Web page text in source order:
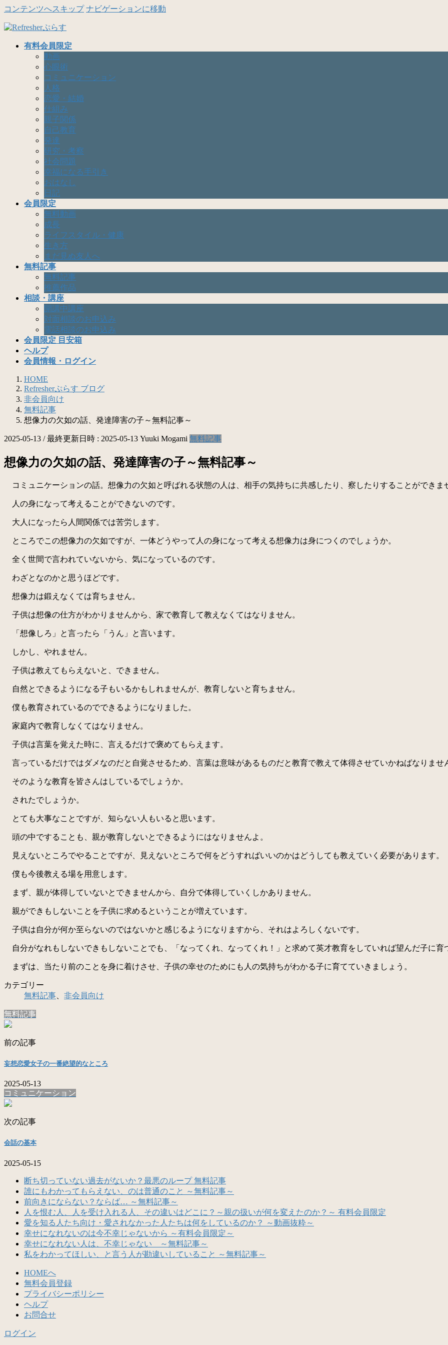
コンテンツへスキップ ナビゲーションに移動
有料会員限定
動画
心眼術
コミュニケーション
人格
恋愛・結婚
仕組み
親子関係
自己教育
発達
研究・考察
社会問題
幸福になる手引き
おはなし
日記
会員限定
無料動画
成長
ライフスタイル・健康
生き方
まだ見ぬ友人へ
無料記事
無料記事
推薦作品
相談・講座
開講中講座
対面相談のお申込み
電話相談のお申込み
会員限定 目安箱
ヘルプ
会員情報・ログイン
HOME
Refresherぷらす ブログ
非会員向け
無料記事
想像力の欠如の話、発達障害の子～無料記事～
2025-05-13 / 最終更新日時 : 2025-05-13 Yuuki Mogami 無料記事
想像力の欠如の話、発達障害の子～無料記事～
コミュニケーションの話。想像力の欠如と呼ばれる状態の人は、相手の気持ちに共感したり、察したりすることができま
人の身になって考えることができないのです。
大人になったら人間関係では苦労します。
ところでこの想像力の欠如ですが、一体どうやって人の身になって考える想像力は身につくのでしょうか。
全く世間で言われていないから、気になっているのです。
わざとなのかと思うほどです。
想像力は鍛えなくては育ちません。
子供は想像の仕方がわかりませんから、家で教育して教えなくてはなりません。
「想像しろ」と言ったら「うん」と言います。
しかし、やれません。
子供は教えてもらえないと、できません。
自然とできるようになる子もいるかもしれませんが、教育しないと育ちません。
僕も教育されているのでできるようになりました。
家庭内で教育しなくてはなりません。
子供は言葉を覚えた時に、言えるだけで褒めてもらえます。
言っているだけではダメなのだと自覚させるため、言葉は意味があるものだと教育で教えて体得させていかねばなりませ
そのような教育を皆さんはしているでしょうか。
されたでしょうか。
とても大事なことですが、知らない人もいると思います。
頭の中ですることも、親が教育しないとできるようにはなりませんよ。
見えないところでやることですが、見えないところで何をどうすればいいのかはどうしても教えていく必要があります。
僕も今後教える場を用意します。
まず、親が体得していないとできませんから、自分で体得していくしかありません。
親ができもしないことを子供に求めるということが増えています。
子供は自分が何か至らないのではないかと感じるようになりますから、それはよろしくないです。
自分がなれもしないできもしないことでも、「なってくれ、なってくれ！」と求めて英才教育をしていれば望んだ子に育
まずは、当たり前のことを身に着けさせ、子供の幸せのためにも人の気持ちがわかる子に育てていきましょう。
カテゴリー
無料記事
非会員向け
無料記事
前の記事
妄想恋愛女子の一番絶望的なところ
2025-05-13
コミュニケーション
次の記事
会話の基本
2025-05-15
断ち切っていない過去がないか？最悪のループ 無料記事
誰にもわかってもらえない、のは普通のこと ～無料記事～
前向きにならない？ならば… ～無料記事～
人を恨む人、人を受け入れる人、その違いはどこに？～親の扱いが何を変えたのか？～ 有料会員限定
愛を知る人たち向け・愛されなかった人たちは何をしているのか？ ～動画抜粋～
幸せになれないのは今不幸じゃないから ～有料会員限定～
幸せになれない人は、不幸じゃない ～無料記事～
私をわかってほしい、と言う人が勘違いしていること ～無料記事～
HOMEへ
無料会員登録
プライバシーポリシー
ヘルプ
お問合せ
ログイン